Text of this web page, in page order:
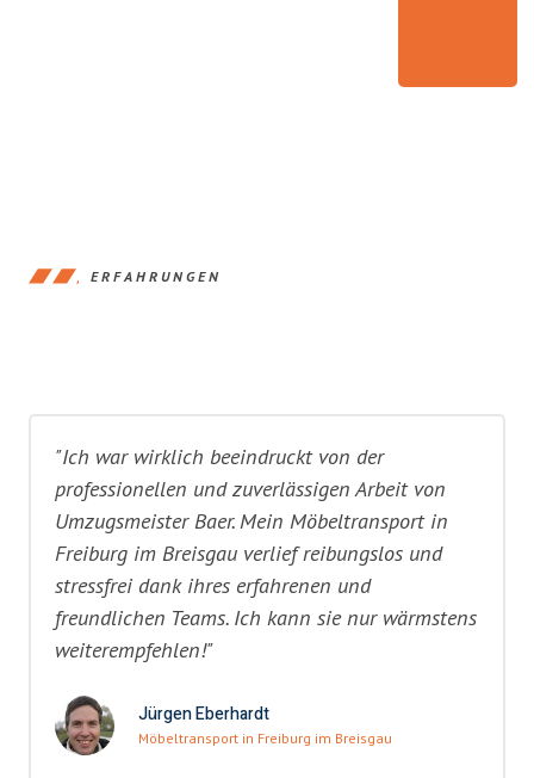
ERFAHRUNGEN
"Ich war wirklich beeindruckt von der
professionellen und zuverlässigen Arbeit von
Umzugsmeister Baer. Mein Möbeltransport in
Freiburg im Breisgau verlief reibungslos und
stressfrei dank ihres erfahrenen und
freundlichen Teams. Ich kann sie nur wärmstens
weiterempfehlen!"
Jürgen Eberhardt
Möbeltransport in Freiburg im Breisgau